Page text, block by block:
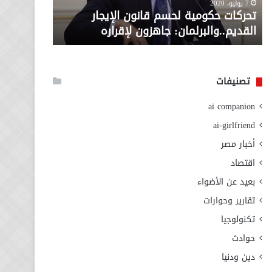
لإقراره
7 يوليو، 2020
تحركات حكومية لحسم قانون الإيجار
القديم..والبرلمان: جاهزون لإقراره
من
وزارة
الاجتماعي
تصنيفات
ai companion
ai-girlfriend
أخبار مصر
اقتصاد
بعيد عن الأضواء
تقارير وحوارات
تكنولوجيا
حوادث
دين ودنيا